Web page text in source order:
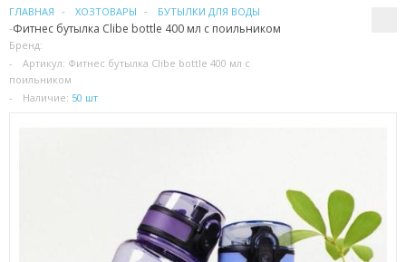
ПАТЧИ
КОСМЕТИЧЕКСКИЕ МАСКИ
МАСКИ ОТ ЧЕРНЫХ ТОЧЕК
ПУЗЫРЬКОВЫЕ МАСКИ
ГЛАВНАЯ ХОЗТОВАРЫ БУТЫЛКИ ДЛЯ ВОДЫ
Фитнес бутылка Clibe bottle 400 мл с поильником
Бренд:
Артикул: Фитнес бутылка Clibe bottle 400 мл с
поильником
Наличие: 50 шт